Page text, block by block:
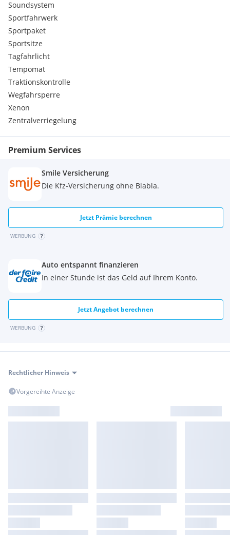
Soundsystem
Sportfahrwerk
Sportpaket
Sportsitze
Tagfahrlicht
Tempomat
Traktionskontrolle
Wegfahrsperre
Xenon
Zentralverriegelung
Premium Services
Smile Versicherung
Die Kfz-Versicherung ohne Blabla.
Jetzt Prämie berechnen
WERBUNG
Auto entspannt finanzieren
In einer Stunde ist das Geld auf Ihrem Konto.
Jetzt Angebot berechnen
WERBUNG
Rechtlicher Hinweis
Vorgereihte Anzeige